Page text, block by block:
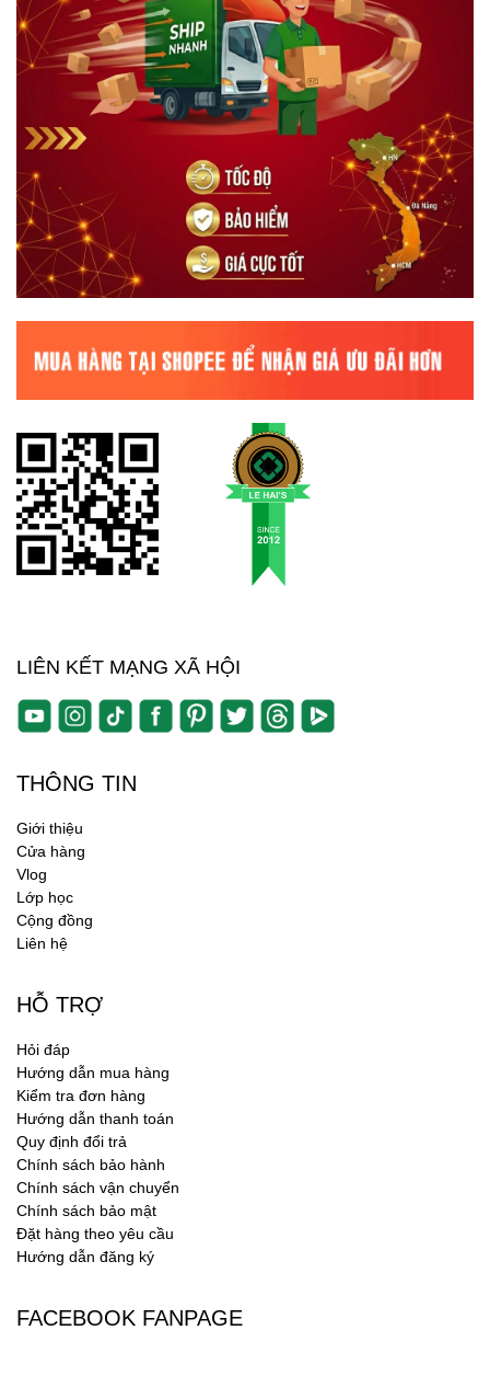
LIÊN KẾT MẠNG XÃ HỘI
THÔNG TIN
Giới thiệu
Cửa hàng
Vlog
Lớp học
Cộng đồng
Liên hệ
HỖ TRỢ
Hỏi đáp
Hướng dẫn mua hàng
Kiểm tra đơn hàng
Hướng dẫn thanh toán
Quy định đổi trả
Chính sách bảo hành
Chính sách vận chuyển
Chính sách bảo mật
Đặt hàng theo yêu cầu
Hướng dẫn đăng ký
FACEBOOK FANPAGE